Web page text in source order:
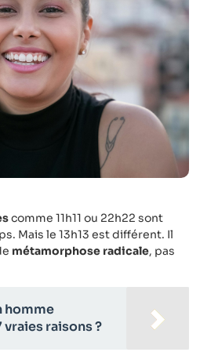
comme 11h11 ou 22h22 sont
Mais le 13h13 est différent. Il
métamorphose radicale, pas
homme
raisons ?